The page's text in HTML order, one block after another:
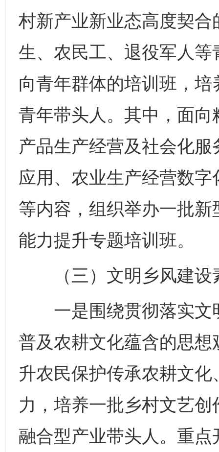
村新产业新业态高度契
生、农民工、退役军人
向青年群体的培训班，
青年带头人。其中，面
产品生产经营及社会化
应用、农业生产经营数
等内容，组织举办一批
能力提升专题培训班。
（三）文明乡风建设
一是围绕贯彻落实文
普及农耕文化蕴含的思
升农民保护传承农耕文
力，培养一批乡村文艺
融合型产业带头人。重